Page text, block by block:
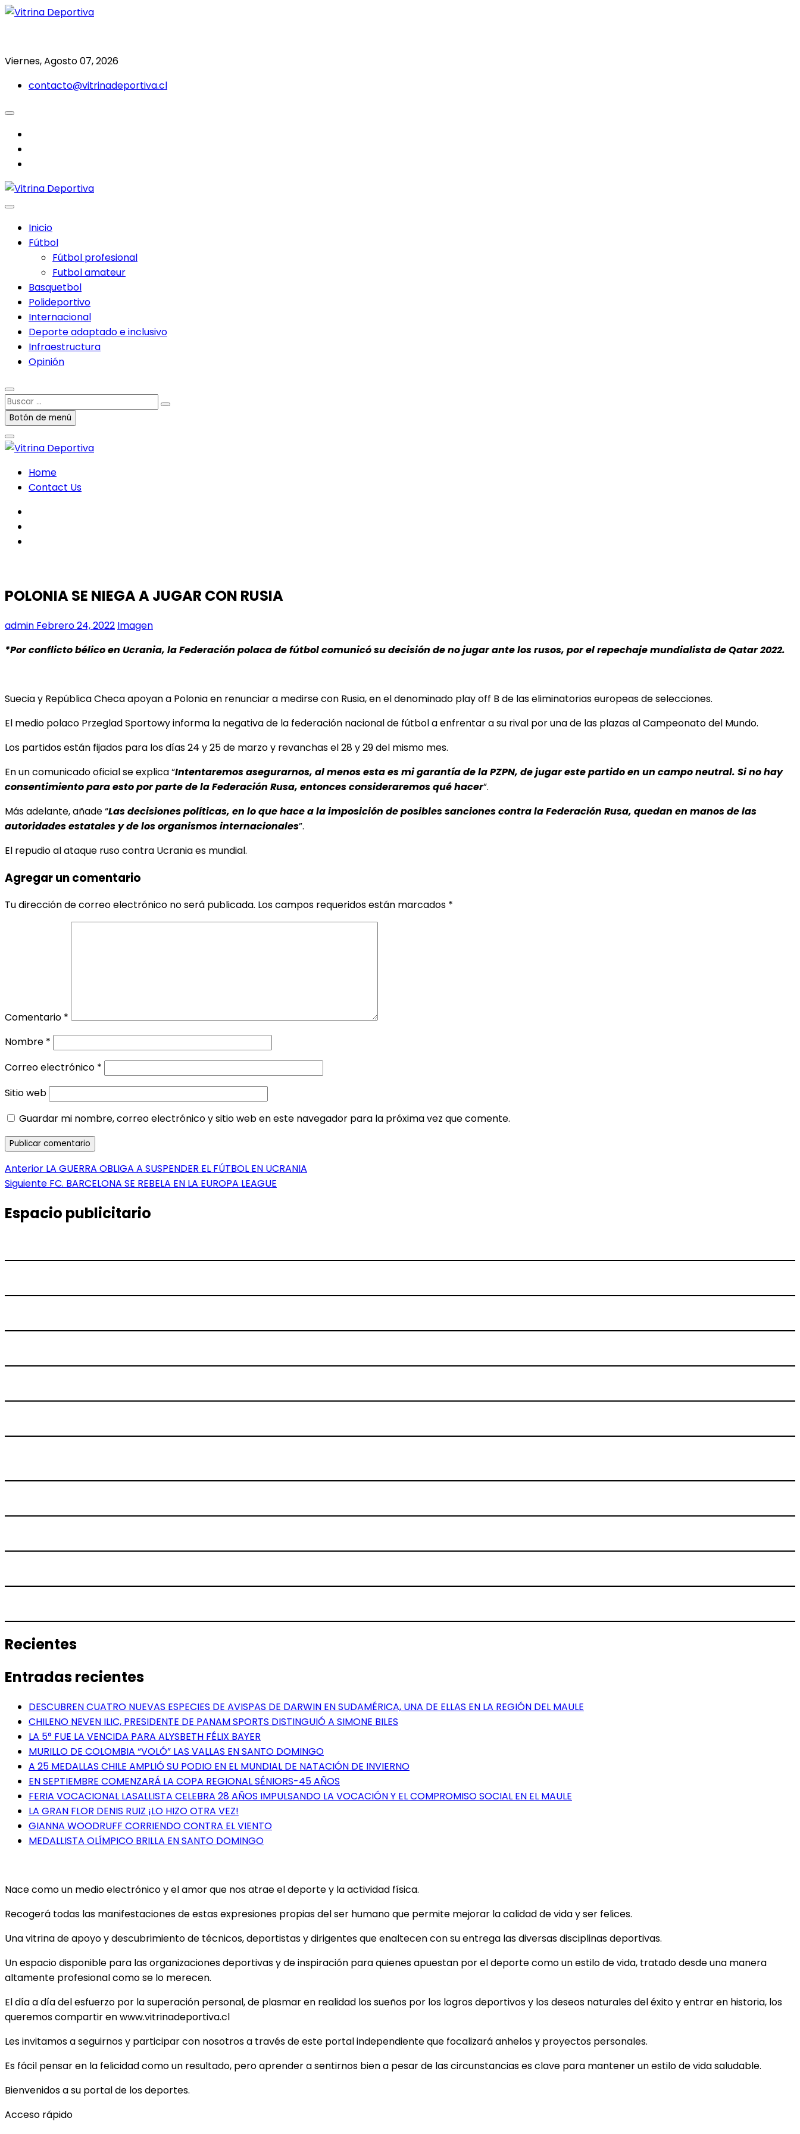
Saltar
Viernes, Agosto 07, 2026
contacto@vitrinadeportiva.cl
Inicio
Fútbol
Fútbol profesional
Futbol amateur
Basquetbol
Polideportivo
Internacional
Deporte adaptado e inclusivo
Infraestructura
Opinión
Buscar
…Botón de menú
Home
Contact Us
POLONIA SE NIEGA A JUGAR CON RUSIA
admin Febrero 24, 2022 Imagen
*Por conflicto bélico en Ucrania, la Federación polaca de fútbol comunicó su decisión de no jugar ante los rusos, por el repechaje mundialista de Qatar 2022.
Suecia y República Checa apoyan a Polonia en renunciar a medirse con Rusia, en el denominado play off B de las eliminatorias europeas de selecciones.
El medio polaco Przeglad Sportowy informa la negativa de la federación nacional de fútbol a enfrentar a su rival por una de las plazas al Campeonato del Mundo.
Los partidos están fijados para los días 24 y 25 de marzo y revanchas el 28 y 29 del mismo mes.
En un comunicado oficial se explica “Intentaremos asegurarnos, al menos esta es mi garantía de la PZPN, de jugar este partido en un campo neutral. Si no hay
consentimiento para esto por parte de la Federación Rusa, entonces consideraremos qué hacer”.
Más adelante, añade “Las decisiones políticas, en lo que hace a la imposición de posibles sanciones contra la Federación Rusa, quedan en manos de las
autoridades estatales y de los organismos internacionales”.
El repudio al ataque ruso contra Ucrania es mundial.
Agregar un comentario
Tu dirección de correo electrónico no será publicada. Los campos requeridos están marcados *
Comentario *
Nombre *
Correo electrónico *
Sitio web
Guardar mi nombre, correo electrónico y sitio web en este navegador para la próxima vez que comente.
Navegación
de
entradas
Anterior Entrada
anterior:
LA GUERRA OBLIGA A SUSPENDER EL FÚTBOL EN UCRANIA
Siguiente Entrada
FC. BARCELONA SE REBELA EN LA EUROPA LEAGUE
Espacio publicitario
Recientes
Entradas recientes
DESCUBREN CUATRO NUEVAS ESPECIES DE AVISPAS DE DARWIN EN SUDAMÉRICA, UNA DE ELLAS EN LA REGIÓN DEL MAULE
CHILENO NEVEN ILIC, PRESIDENTE DE PANAM SPORTS DISTINGUIÓ A SIMONE BILES
LA 5° FUE LA VENCIDA PARA ALYSBETH FÉLIX BAYER
MURILLO DE COLOMBIA “VOLÓ” LAS VALLAS EN SANTO DOMINGO
A 25 MEDALLAS CHILE AMPLIÓ SU PODIO EN EL MUNDIAL DE NATACIÓN DE INVIERNO
EN SEPTIEMBRE COMENZARÁ LA COPA REGIONAL SÉNIORS-45 AÑOS
FERIA VOCACIONAL LASALLISTA CELEBRA 28 AÑOS IMPULSANDO LA VOCACIÓN Y EL COMPROMISO SOCIAL EN EL MAULE
LA GRAN FLOR DENIS RUIZ ¡LO HIZO OTRA VEZ!
GIANNA WOODRUFF CORRIENDO CONTRA EL VIENTO
MEDALLISTA OLÍMPICO BRILLA EN SANTO DOMINGO
Nace como un medio electrónico y el amor que nos atrae el deporte y la actividad física.
Recogerá todas las manifestaciones de estas expresiones propias del ser humano que permite mejorar la calidad de vida y ser felices.
Una vitrina de apoyo y descubrimiento de técnicos, deportistas y dirigentes que enaltecen con su entrega las diversas disciplinas deportivas.
Un espacio disponible para las organizaciones deportivas y de inspiración para quienes apuestan por el deporte como un estilo de vida, tratado desde una manera
altamente profesional como se lo merecen.
El día a día del esfuerzo por la superación personal, de plasmar en realidad los sueños por los logros deportivos y los deseos naturales del éxito y entrar en historia, los
queremos compartir en www.vitrinadeportiva.cl
Les invitamos a seguirnos y participar con nosotros a través de este portal independiente que focalizará anhelos y proyectos personales.
Es fácil pensar en la felicidad como un resultado, pero aprender a sentirnos bien a pesar de las circunstancias es clave para mantener un estilo de vida saludable.
Bienvenidos a su portal de los deportes.
Acceso rápido